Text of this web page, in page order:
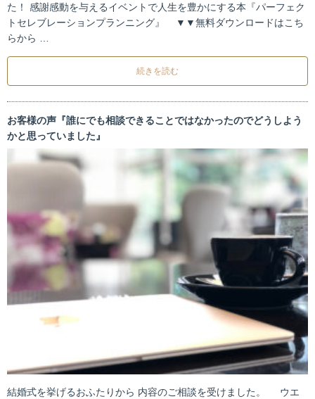
た！ 感謝感動を与えるイベントで人生を豊かにする本『パーフェク
トセレブレーションプランニング』 ▼▼無料ダウンロードはこち
らから …
続きを読む
お客様の声『誰にでも相談できることではなかったのでどうしよう
かと思っていました』
結婚式を挙げるおふたりから 内容のご相談を受けました。 ウエ